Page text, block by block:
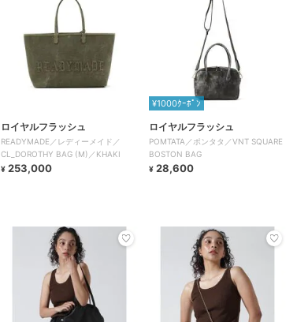
ロイヤルフラッシュ
READYMADE／レディーメイド／
CL_DOROTHY BAG (M)／KHAKI
¥ 253,000
¥1000ｸｰﾎﾟﾝ
ロイヤルフラッシュ
POMTATA／ポンタタ／VNT SQUARE
BOSTON BAG
¥ 28,600